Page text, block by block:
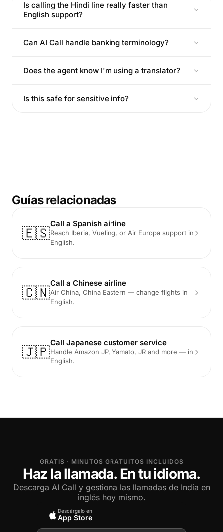
Is calling the Hindi line really faster than
English support?
Can AI Call handle banking terminology?
Does the agent know I'm using a translator?
Is this safe for sensitive info?
Guías relacionadas
🇪🇸
Call a Spanish airline
Reach Iberia, Vueling, or Air Europa support in
English.
🇨🇳
Call a Chinese airline
Air China, China Eastern — change flights in
English.
🇯🇵
Call Japanese customer service
Handle Amazon JP, Yamato, JR and more — in
English.
GRATIS · MINUTOS GRATUITOS INCLUIDOS
Haz la llamada. En tu idioma.
Descarga AI Call y gestiona las llamadas de India en
inglés hoy mismo.
Descárgalo en
App Store